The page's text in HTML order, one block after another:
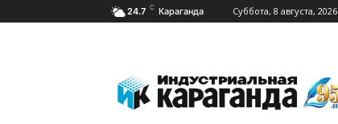
24.7 C Караганда Суббота, 8 августа, 2026